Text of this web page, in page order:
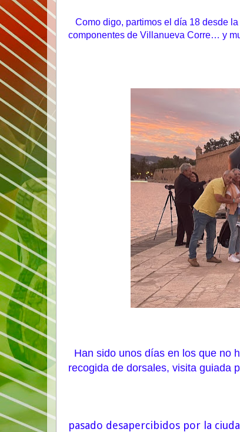
Como digo, partimos el día 18 desde
componentes de Villanueva Corre… y
Han sido unos días en los que no
recogida de dorsales, visita guiada
pasado desapercibidos por la